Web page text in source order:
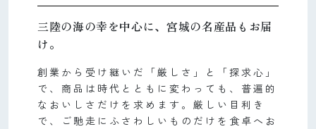
三陸の海の幸を中心に、宮城の名産品もお届
け。
創業から受け継いだ「厳しさ」と「探求心」
で、商品は時代とともに変わっても、普遍的
なおいしさだけを求めます。厳しい目利き
で、ご馳走にふさわしいものだけを食卓へお